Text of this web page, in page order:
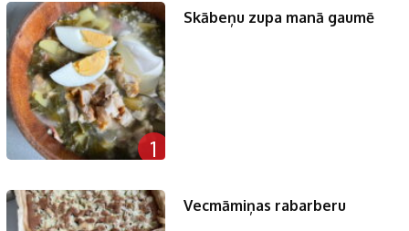
1
Skābeņu zupa manā gaumē
Vecmāmiņas rabarberu